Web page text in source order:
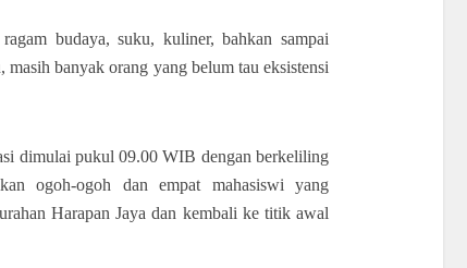
budaya, suku, kuliner, bahkan sampai
masih banyak orang yang belum tau eksistensi
dimulai pukul 09.00 WIB dengan berkeliling
ogoh-ogoh dan empat mahasiswi yang
Harapan Jaya dan kembali ke titik awal